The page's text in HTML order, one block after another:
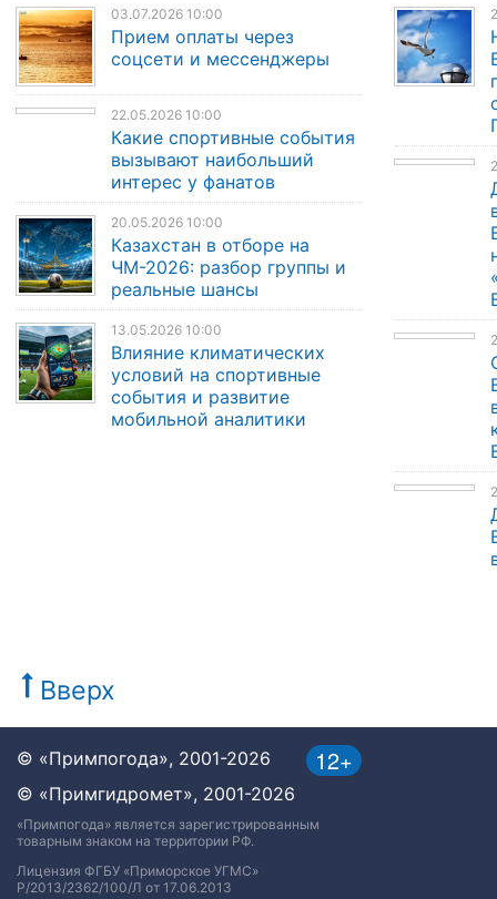
03.07.2026 10:00
Прием оплаты через
соцсети и мессенджеры
22.05.2026 10:00
Какие спортивные события
вызывают наибольший
интерес у фанатов
20.05.2026 10:00
Казахстан в отборе на
ЧМ-2026: разбор группы и
реальные шансы
13.05.2026 10:00
Влияние климатических
условий на спортивные
события и развитие
мобильной аналитики
Вверх
12+
© «Примпогода», 2001-2026
© «Примгидромет», 2001-2026
«Примпогода» является зарегистрированным
товарным знаком на территории РФ.
Лицензия ФГБУ «Приморское УГМС»
Р/2013/2362/100/Л от 17.06.2013